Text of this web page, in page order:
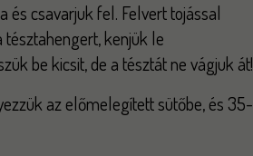
és csavarjuk fel. Felvert tojással
kenjük le
be kicsit, de a tésztát ne vágjuk át!
az előmelegített sütőbe, és 35-